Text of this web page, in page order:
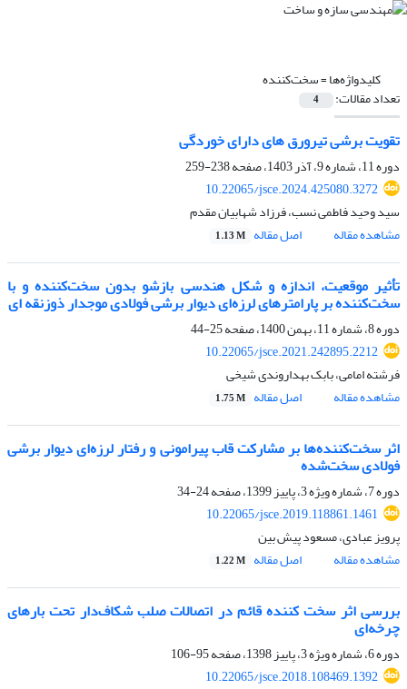
کلیدواژه‌ها =سخت‌کننده
تعداد مقالات: 4
تقویت برشی تیرورق های دارای خوردگی
دوره 11، شماره 9، آذر 1403، صفحه
238-259
10.22065/jsce.2024.425080.3272
سید وحید فاطمی نسب، فرزاد شهابیان مقدم
مشاهده مقاله
اصل مقاله 1.13 M
تأثیر موقعیت، اندازه و شکل هندسی بازشو بدون سخت‌کننده و با
سخت‌کننده بر پارامترهای لرزه‌ای دیوار برشی فولادی موجدار ذوزنقه ای
دوره 8، شماره 11، بهمن 1400، صفحه
25-44
10.22065/jsce.2021.242895.2212
فرشته امامی، بابک بهداروندی شیخی
مشاهده مقاله
اصل مقاله 1.75 M
اثر سخت‌کننده‌ها بر مشارکت قاب پیرامونی و رفتار لرزه‌ای دیوار برشی
فولادی سخت‌شده
دوره 7، شماره ویژه 3، پاییز 1399، صفحه
24-34
10.22065/jsce.2019.118861.1461
پرویز عبادی، مسعود پیش بین
مشاهده مقاله
اصل مقاله 1.22 M
بررسی اثر سخت کننده قائم در اتصالات صلب شکاف‌دار تحت بارهای
چرخه‌ای
دوره 6، شماره ویژه 3، پاییز 1398، صفحه
95-106
10.22065/jsce.2018.108469.1392